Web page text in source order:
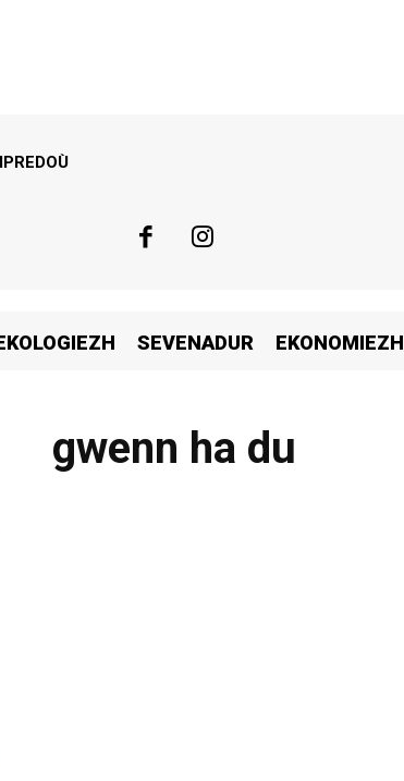
SEVENADUR EKONOMIEZH
gwenn ha du